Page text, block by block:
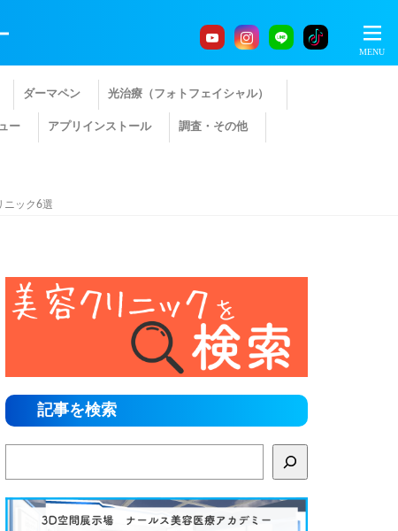
ダーマペン 光治療（フォトフェイシャル）
ー アプリインストール 調査・その他
ニック6選
記事を検索